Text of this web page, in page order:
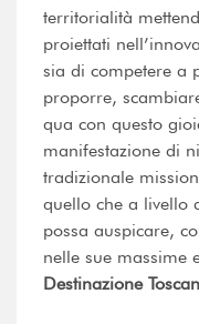
territorialità
proiettati
sia di competere a
proporre,
qua con questo
manifestazione di
tradizionale
quello che a livello
possa auspicare,
nelle sue massime
Destinazione